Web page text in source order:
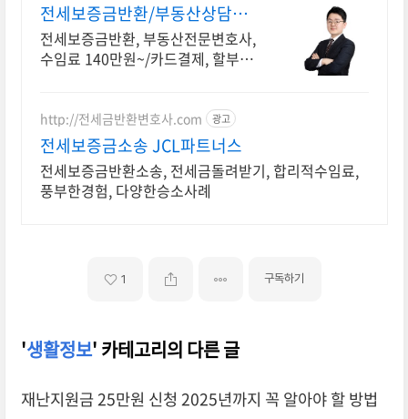
전세보증금반환/부동산상담센
터 부동산전문변호사 직접상담
전세보증금반환, 부동산전문변호사,
수임료 140만원~/카드결제, 할부결
http://전세금반환변호사.com 광고
전세보증금소송 JCL파트너스
전세보증금반환소송, 전세금돌려받기, 합리적수임료,
풍부한경험, 다양한승소사례
1 구독하기
'생활정보' 카테고리의 다른 글
재난지원금 25만원 신청 2025년까지 꼭 알아야 할 방법